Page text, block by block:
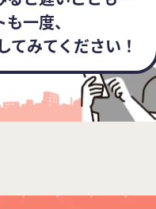
一度、
てみてください！